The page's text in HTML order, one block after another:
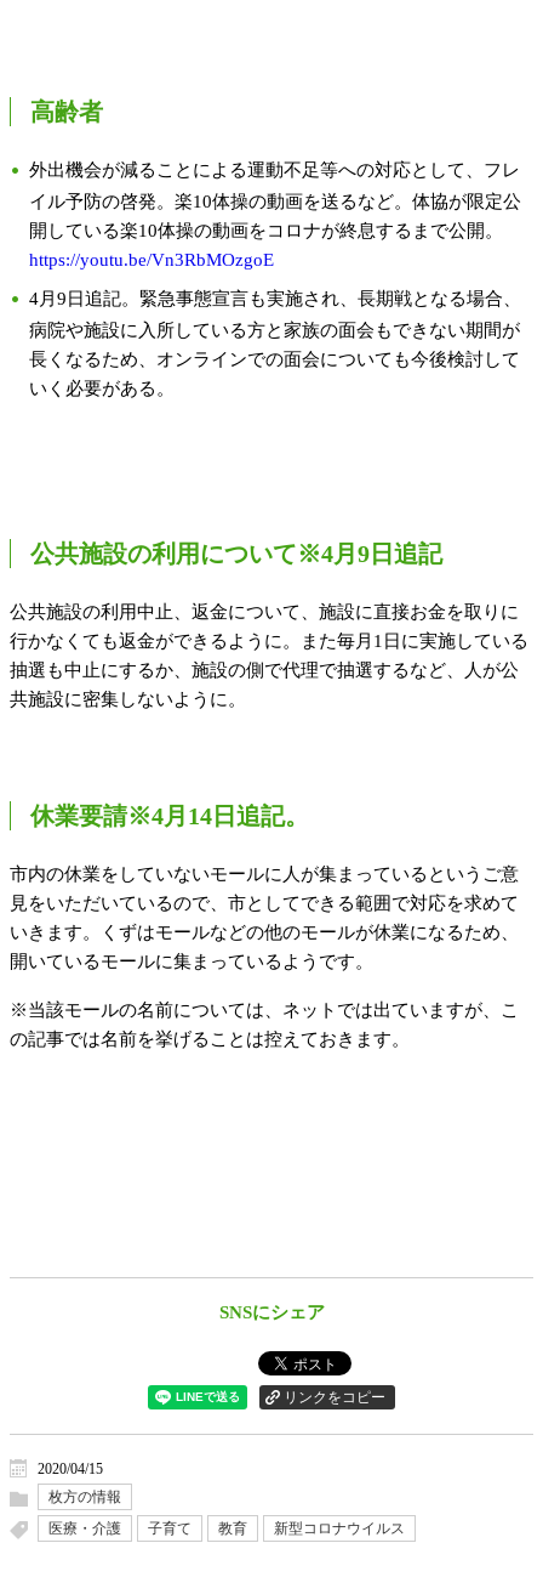
高齢者
外出機会が減ることによる運動不足等への対応として、フレ
イル予防の啓発。楽10体操の動画を送るなど。 体協が限定公
開している楽10体操の動画をコロナが終息するまで公開。
https://youtu.be/Vn3RbMOzgoE
4月9日追記。緊急事態宣言も実施され、長期戦となる場合、
病院や施設に入所している方と家族の面会もできない期間が
長くなるため、オンラインでの面会についても今後検討して
いく必要がある。
公共施設の利用について※4月9日追記
公共施設の利用中止、返金について、施設に直接お金を取りに
行かなくても返金ができるように。また毎月1日に実施している
抽選も中止にするか、施設の側で代理で抽選するなど、人が公
共施設に密集しないように。
休業要請※4月14日追記。
市内の休業をしていないモールに人が集まっているというご意
見をいただいているので、市としてできる範囲で対応を求めて
いきます。くずはモールなどの他のモールが休業になるため、
開いているモールに集まっているようです。
※当該モールの名前については、ネットでは出ていますが、こ
の記事では名前を挙げることは控えておきます。
SNSにシェア
2020/04/15
枚方の情報
医療・介護
子育て 教育 新型コロナウイルス